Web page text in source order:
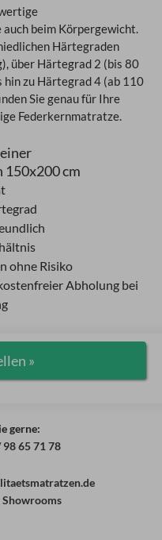
beim Körpergewicht.
Härtegraden
über Härtegrad 2 (bis 80
hin zu Härtegrad 4 (ab 110
Sie genau für Ihre
Federkernmatratze.
150x200 cm
ohne Risiko
Abholung bei
»
gerne:
98 65 71 78
Showrooms